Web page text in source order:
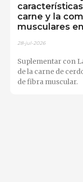
carne y la
musculares
28-jul-2026
Suplementar con
de la carne de
de fibra muscular.